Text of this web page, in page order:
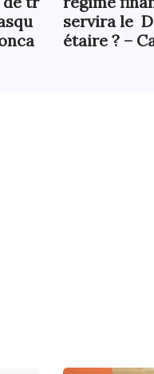
servira le
étaire ? –